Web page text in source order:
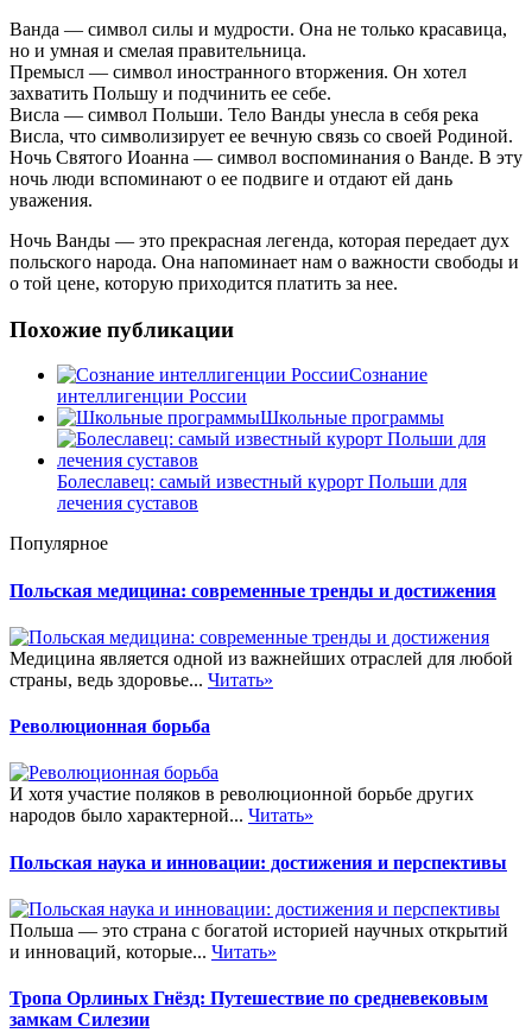
Ванда — символ силы и мудрости. Она не только красавица,
но и умная и смелая правительница.
Премысл — символ иностранного вторжения. Он хотел
захватить Польшу и подчинить ее себе.
Висла — символ Польши. Тело Ванды унесла в себя река
Висла, что символизирует ее вечную связь со своей Родиной.
Ночь Святого Иоанна — символ воспоминания о Ванде. В эту
ночь люди вспоминают о ее подвиге и отдают ей дань
уважения.
Ночь Ванды — это прекрасная легенда, которая передает дух
польского народа. Она напоминает нам о важности свободы и
о той цене, которую приходится платить за нее.
Похожие публикации
Сознание
интеллигенции России
Школьные программы
Болеславец: самый известный курорт Польши для
лечения суставов
Популярное
Польская медицина: современные тренды и достижения
Медицина является одной из важнейших отраслей для любой
страны, ведь здоровье... Читать»
Революционная борьба
И хотя участие поляков в революционной борьбе других
народов было характерной... Читать»
Польская наука и инновации: достижения и перспективы
Польша — это страна с богатой историей научных открытий
и инноваций, которые... Читать»
Тропа Орлиных Гнёзд: Путешествие по средневековым
замкам Силезии